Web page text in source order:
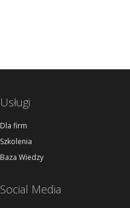
Usługi
Dla firm
Szkolenia
Baza Wiedzy
Social Media